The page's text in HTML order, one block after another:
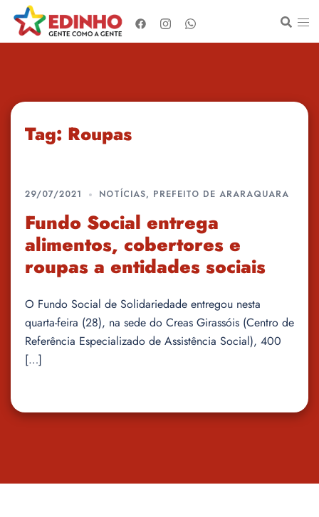
para
o
Tag: Roupas
29/07/2021 NOTÍCIAS, PREFEITO DE ARARAQUARA
Fundo Social entrega
alimentos, cobertores e
roupas a entidades sociais
O Fundo Social de Solidariedade entregou nesta
quarta-feira (28), na sede do Creas Girassóis (Centro de
Referência Especializado de Assistência Social), 400
[…]